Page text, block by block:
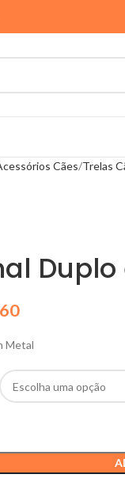
Cães Trelas
Metal